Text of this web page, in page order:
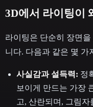
3D에서 라이팅이
라이팅은 단순히 장면
니다. 다음과 같은 몇 가
사실감과 설득력: 정
보이게 만드는 가장
고, 산란되며, 그림